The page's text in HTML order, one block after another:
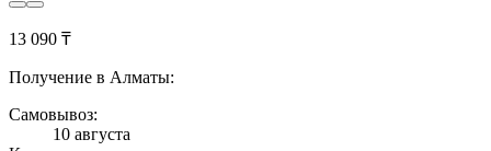
13 090 ₸
Получение в Алматы:
Самовывоз:
10 августа